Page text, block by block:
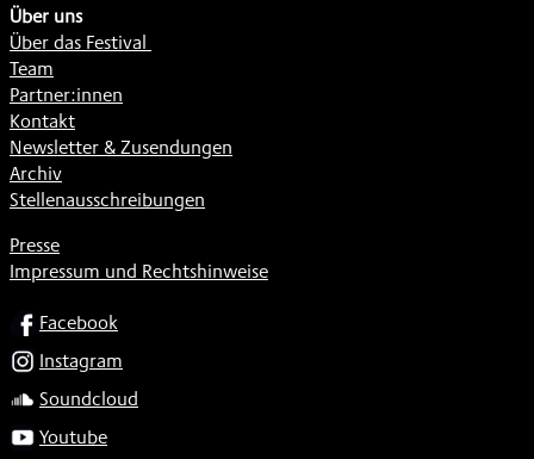
Über uns
Über das Festival
Team
Partner:innen
Kontakt
Newsletter & Zusendungen
Archiv
Stellenausschreibungen
Presse
Impressum und Rechtshinweise
SOCIALFacebook
Instagram
Soundcloud
Youtube